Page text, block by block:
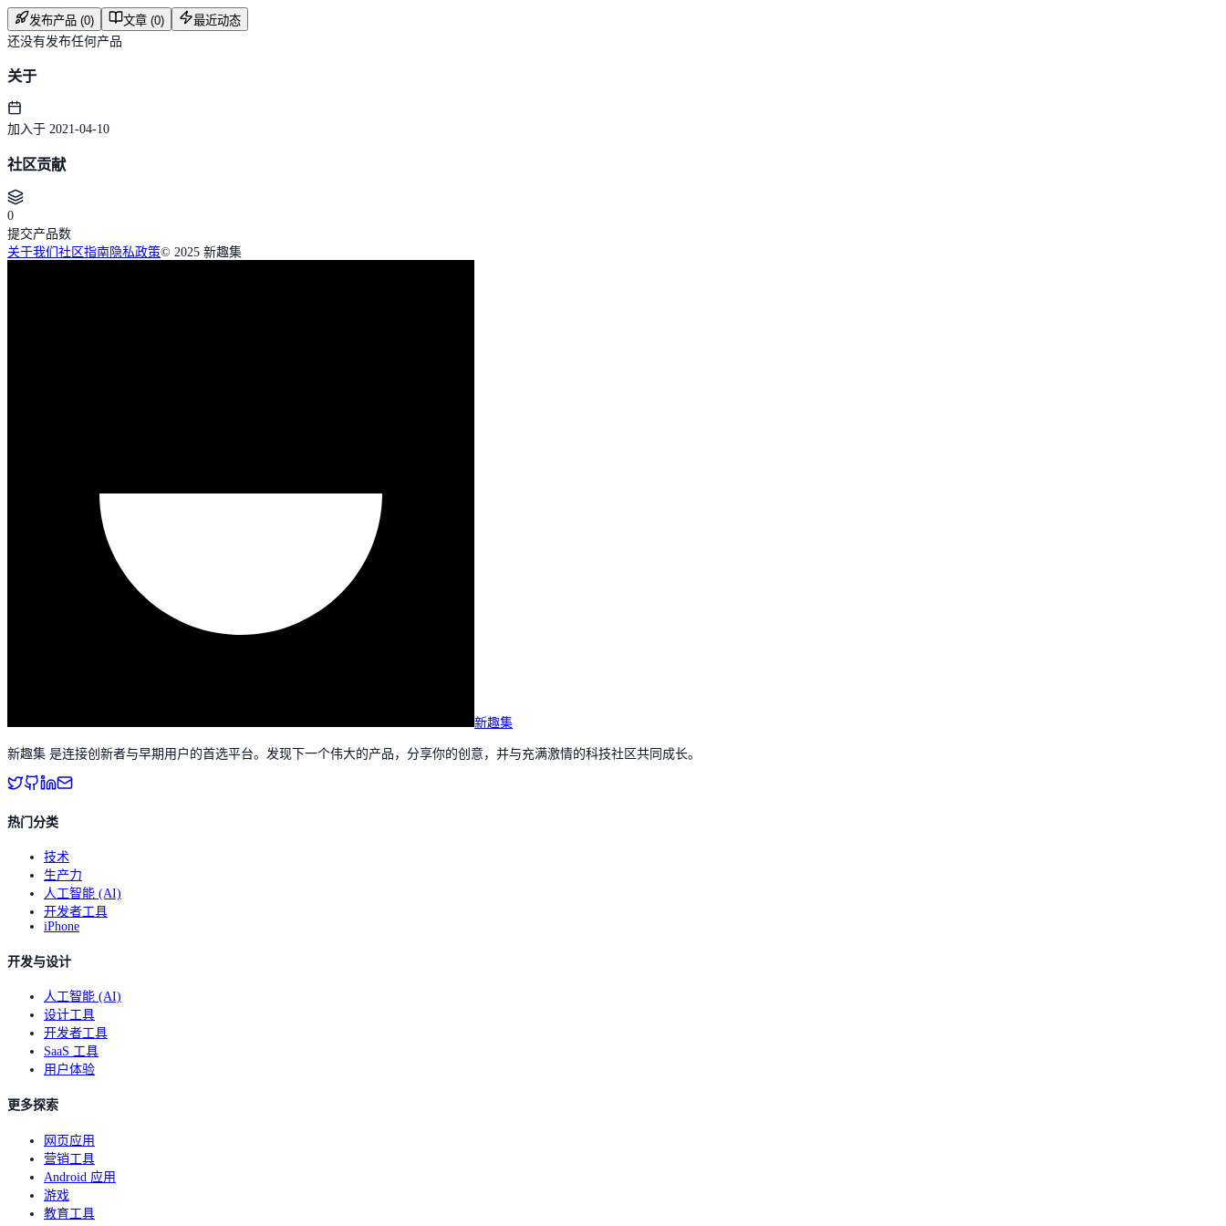
发布产品 (0) 文章 (0)
最近动态
还没有发布任何产品
关于
加入于 2021-04-10
社区贡献
0
提交产品数
关于我们 社区指南隐私政策© 2025 新趣集
新趣集
新趣集 是连接创新者与早期用户的首选平台。发现下一个伟大的产品，分享你的创意，并与充满激情的科技社区共同成长。
热门分类
技术
生产力
人工智能 (AI)
开发者工具
iPhone
开发与设计
人工智能 (AI)
设计工具
开发者工具
SaaS 工具
用户体验
更多探索
网页应用
营销工具
Android 应用
游戏
教育工具